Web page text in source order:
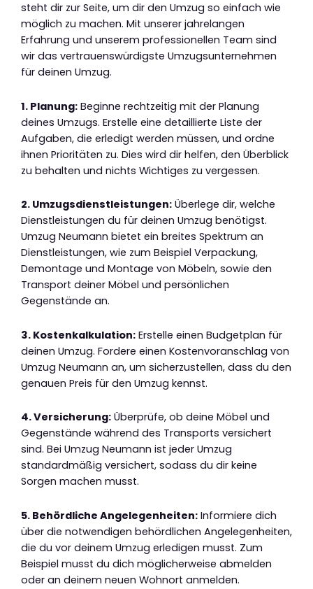
steht dir zur Seite, um dir den Umzug so einfach wie
möglich zu machen. Mit unserer jahrelangen
Erfahrung und unserem professionellen Team sind
wir das vertrauenswürdigste Umzugsunternehmen
für deinen Umzug.
1. Planung: Beginne rechtzeitig mit der Planung
deines Umzugs. Erstelle eine detaillierte Liste der
Aufgaben, die erledigt werden müssen, und ordne
ihnen Prioritäten zu. Dies wird dir helfen, den Überblick
zu behalten und nichts Wichtiges zu vergessen.
2. Umzugsdienstleistungen: Überlege dir, welche
Dienstleistungen du für deinen Umzug benötigst.
Umzug Neumann bietet ein breites Spektrum an
Dienstleistungen, wie zum Beispiel Verpackung,
Demontage und Montage von Möbeln, sowie den
Transport deiner Möbel und persönlichen
Gegenstände an.
3. Kostenkalkulation: Erstelle einen Budgetplan für
deinen Umzug. Fordere einen Kostenvoranschlag von
Umzug Neumann an, um sicherzustellen, dass du den
genauen Preis für den Umzug kennst.
4. Versicherung: Überprüfe, ob deine Möbel und
Gegenstände während des Transports versichert
sind. Bei Umzug Neumann ist jeder Umzug
standardmäßig versichert, sodass du dir keine
Sorgen machen musst.
5. Behördliche Angelegenheiten: Informiere dich
über die notwendigen behördlichen Angelegenheiten,
die du vor deinem Umzug erledigen musst. Zum
Beispiel musst du dich möglicherweise abmelden
oder an deinem neuen Wohnort anmelden.